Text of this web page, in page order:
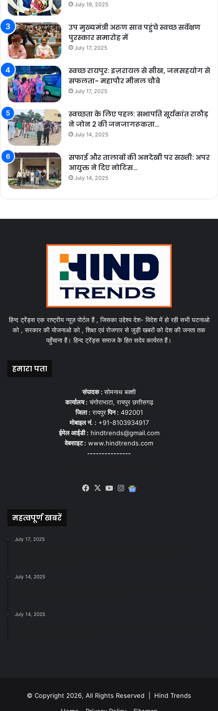
July 19, 2025
उप मुख्यमंत्री अरुण साव पहुंचे स्वच्छ सर्वेक्षण
पुरस्कार समारोह में
July 17, 2025
स्वच्छ रायपुर: इज़रायल से सीख, जनसहयोग से
सफलता- महापौर मीनल चौबे
July 17, 2025
स्वच्छता के लिए पहल: सभापति सूर्यकांत राठौड़
ने जोन 2 की जनजागरूकता…
July 14, 2025
सफाई और तालाबों की अनदेखी पर सख्ती: अपर
आयुक्त ने दिए नोटिस…
July 14, 2025
हिन्द ट्रेंड्स एक राष्ट्रीय न्यूज़ पोर्टल हैं , जिसका उद्देश्य देश- विदेश में हो रही सभी घटनाओ
को , सरकार की योजनाओ को , शिक्षा एवं रोजगार से जुड़ी खबरों को देश की जनता तक
पहुँचाना हैं। हिन्द ट्रेंड्स समाज के हित सदेव कार्यरत हैं।
हमारा पता
संपादक :सोमनाथ बक्शी
कार्यालय : चंगोराभाटा, रायपुर छत्तीसगढ़
जिला : रायपुरपिन : 492001
मोबाइल नं. : +91-8103934917
ईमेल आईडी : hindtrends@gmail.com
वेबसाइट : www.hindtrends.com
---------------
Facebook
X YouTubeInstagram
महत्वपूर्ण खबरें
July 17, 2025
July 14, 2025
July 14, 2025
© Copyright 2026, All Rights Reserved | Hind Trends